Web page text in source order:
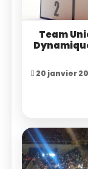
Team
20 janvier